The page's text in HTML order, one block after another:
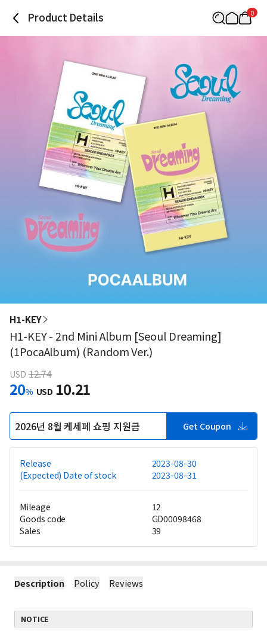
Product Details 0
H1-KEY
H1-KEY - 2nd Mini Album [Seoul Dreaming]
(1PocaAlbum) (Random Ver.)
USD 12.74
20% USD 10.21
2026년 8월 케세페 쇼핑 지원금 Get Coupon
Release
2023-08-30
(Expected) Date of stock
2023-08-31
Mileage
12
Goods code
GD00098468
Sales
39
Description Policy Reviews
NOTICE